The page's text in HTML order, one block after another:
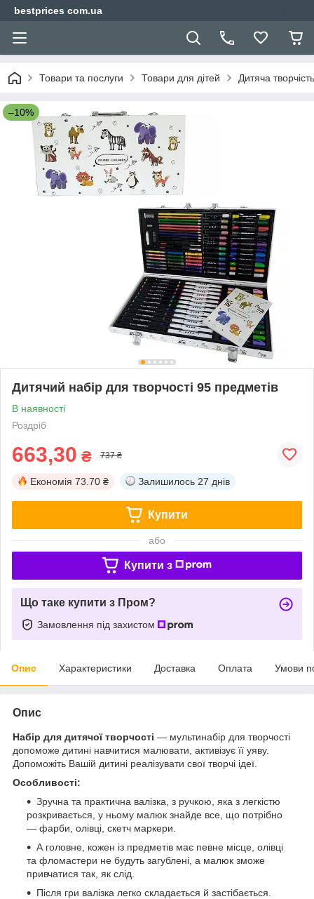
bestprices com.ua
Товари та послуги Товари для дітей Дитяча творчість
–10%
Дитячий набір для творчості 95 предметів
В наявності
Роздріб
663,30 ₴ 737 ₴
Економія 73.70 ₴ Залишилось 27 днів
Купити
або
Купити з
Що таке купити з Пром?
Замовлення під захистом
Опис Характеристики Доставка Оплата Умови
Опис
Набір для дитячої творчості — мультинабір для творчості
допоможе дитині навчитися малювати, активізує її уяву.
Допоможіть Вашій дитині реалізувати свої творчі ідеї.
Особливості:
Зручна та практична валізка, з ручкою, яка з легкістю
розкривається, у ньому малюк знайде все, що потрібно
— фарби, олівці, скетч маркери.
А головне, кожен із предметів має певне місце, олівці
та фломастери не будуть загублені, а малюк зможе
привчатися так, як слід.
Після гри валізка легко складається й застібається.